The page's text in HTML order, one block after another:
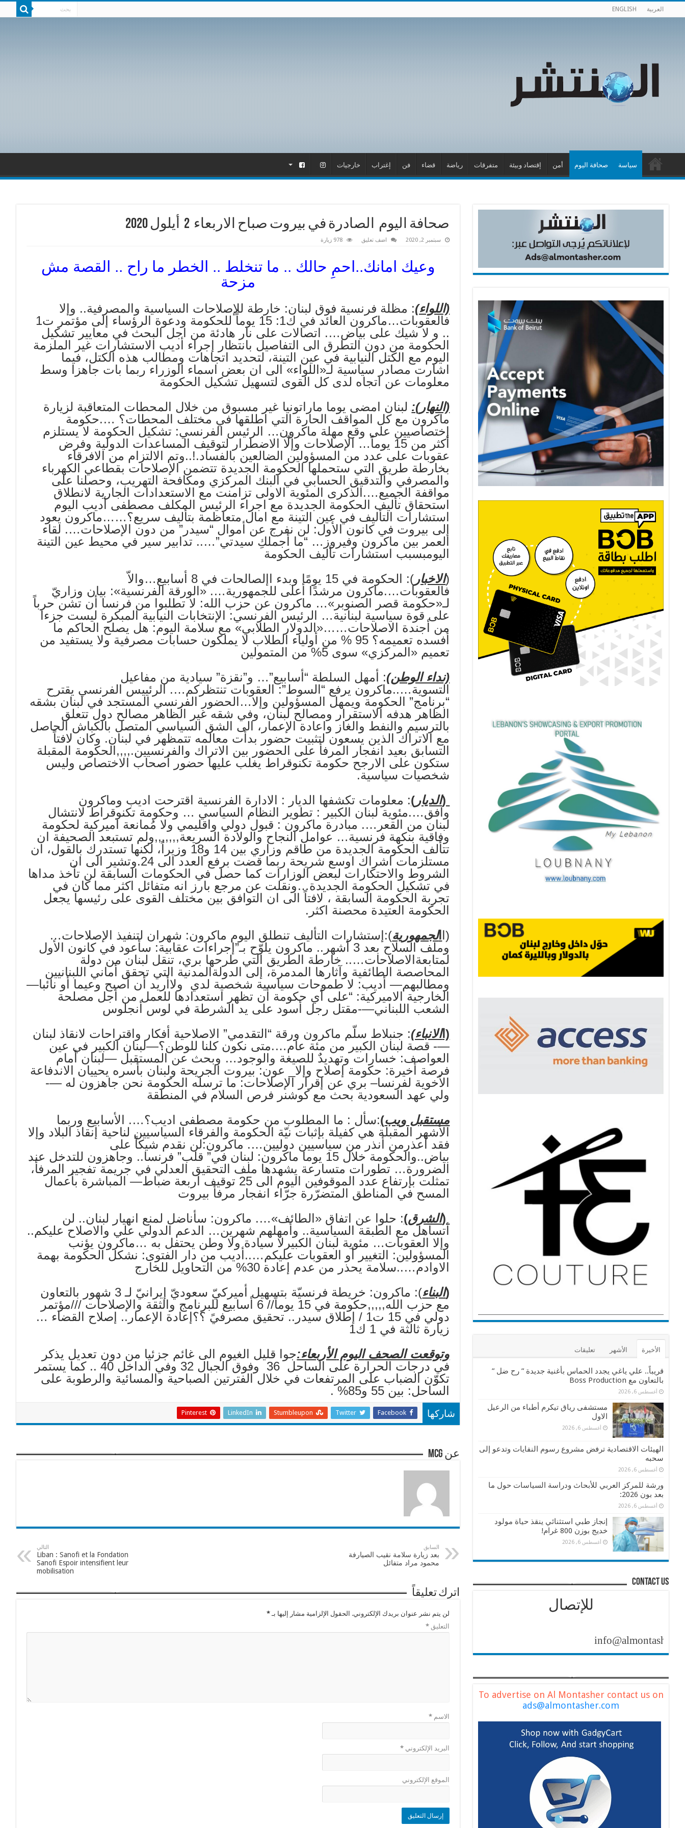
العربية ENGLISH
سياسة صحافة اليوم أمن إقتصاد وبيئة متفرقات رياضة قضاء فن إغتراب خارجيات
صحافة اليوم الصادرة في بيروت صباح الاربعاء 2 أيلول 2020
سبتمبر 2, 2020 اضف تعليق 978 زيارة
وعيك امانك..احمِ حالك .. ما تنخلط .. الخطر ما راح .. القصة مش
مزحة
(اللواء): مظلة فرنسية فوق لبنان: خارطة للإصلاحات السياسية والمصرفية.. وإلا
فالعقوبات…ماكرون العائد في ك1: 15 يوماً للحكومة ودعوة الرؤساء إلى مؤتمر ت1
.. و لا شيك على بياض…. اتصالات على نار هادئة من اجل البحث في معايير تشكيل
الحكومة من دون التطرق الى التفاصيل بانتظار إجراء أديب الاستشارات غير الملزمة
اليوم مع الكتل النيابية في عين التينة، لتحديد اتجاهات ومطالب هذه الكتل، فيما
اشارت مصادر سياسية لـ«اللواء» الى ان بعض اسماء الوزراء ربما بات جاهزا وسط
معلومات عن اتجاه لدى كل القوى لتسهيل تشكيل الحكومة
(النهار): لبنان امضى يوما ماراتونيا غير مسبوق من خلال المحطات المتعاقبة لزيارة
ماكرون مع كل المواقف الحارة التي اطلقها في مختلف المحطات؟ ….حكومة
إختصاصيين على وقع مهلة ماكرون… الرئيس الفرنسي: تشكيل الحكومة لا يستلزم
أكثر من 15 يوماً… الإصلاحات وإلّا الاضطرار لتوقيف المساعدات الدولية وفرض
عقوبات على عدد من المسؤولين الضالعين بالفساد.!..وتم الالتزام من الافرقاء
بخارطة طريق التي ستحملها الحكومة الجديدة تتضمن الإصلاحات بقطاعي الكهرباء
والمصرفي والتدقيق الحسابي في البنك المركزي ومكافحة التهريب، وحصلنا على
مواقفة الجميع….الذكرى المئوية الاولى تزامنت مع الاستعدادات الجارية لانطلاق
استحقاق تأليف الحكومة الجديدة مع اجراء الرئيس المكلف مصطفى أديب اليوم
استشارات التأليف في عين التينة مع امال متعاظمة بتأليف سريع؟……ماكرون يعود
إلى بيروت في كانون الأول: لن نفرج عن أموال “سيدر” من دون الإصلاحات…. لقاء
العمر بين ماكرون وفيروز… “ما أجملكِ سيدتي”….. تدابير سير في محيط عين التينة
اليومبسبب استشارات تأليف الحكومة
(الاخبار
): الحكومة في 15 يومًا وبدء اإلصالحات في 8 أسابيع…والاّ
فالعقوبات….ماكرون مرشدًا أعلى للجمهورية…. «الورقة الفرنسية»: بيان وزاريّ
لـ«حكومة قصر الصنوبر»… ماكرون عن حزب الله: لا تطلبوا من ​فرنسا أن تشن حرباً
على قوة سياسية لبنانية… الرئيس الفرنسي: الإنتخابات النيابية المبكرة ليست جزءا
من أجندة الاصلاحات……«الدولار الطلابي» مع سلامة اليوم: هل يصلح الحاكم ما
أفسده تعميمه؟ 95 % من أولياء الطلاب لا يملكون حسابات مصرفية ولا يستفيد من
تعميم «المركزي» سوى 5% من المتمولين
(نداء الوطن): أمهل السلطة “أسابيع”… و”نقزة” سيادية من مفاعيل
التسوية…..ماكرون يرفع “السوط”: العقوبات تنتظركم…. الرئييس الفرنسي يقترح
“برنامج” الحكومة ويمهل المسؤولين وإلا…الحضور الفرنسي المستجد في لبنان بشقه
الظاهر هدفه الاستقرار ومصالح لبنان، وفي شقه غير الظاهر مصالح دول تتعلق
بالترسيم والنفط والغاز واعادة الإعمار، الى الشق السياسي المتصل بالكباش الحاصل
مع الاتراك الذين يسعون لتثبيت حضور بدأت معالمه تتمظهر في لبنان. وكان لافتاً
التسابق بعيد انفجار المرفأ على الحضور بين الاتراك والفرنسيين.,,,,الحكومة المقبلة
ستكون على الارجح حكومة تكنوقراط يغلب عليها حضور أصحاب الاختصاص وليس
شخصيات سياسية.
(الديار ): معلومات تكشفها الديار : الادارة الفرنسية اقترحت اديب وماكرون
وافق….مئوية لبنان الكبير : تطوير النظام السياسي … وحكومة تكنوقراط لانتشال
لبنان من القعر…. مبادرة ماكرون : قبول دولي واقليمي ولا مُمانعة اميركية لحكومة
وفاقية بنكهة فرنسية… عوامل النجاح والولادة السريعة,,,,,,,ولم تستبعد الصحيفة ان
تتألف الحكومة الجديدة من طاقم وزاري بين 14 و18 وزيراً، لكنها تستدرك بالقول، ان
مستلزمات اشراك اوسع شريحة ربما قضت برفع العدد الى 24.وتشير الى ان
الشروط والاحتكارات لبعض الوزارات كما حصل في الحكومات السابقة لن تأخذ مداها
في تشكيل الحكومة الجديدة…ونقلت عن مرجع بارز انه متفائل اكثر مما كان في
تجربة الحكومة السابقة ، لافتاً الى ان التوافق بين مختلف القوى على رئيسها يجعل
الحكومة العتيدة محصنة اكثر.
(ا الجمهورية):إستشارات التأليف تنطلق اليوم ماكرون: شهران لتنفيذ الإصلاحات…
وملف السلاح بعد 3 أشهر.. ماكرون يلوّح بـ”إجراءات عقابية: سأعود في كانون الأول
لمتابعةالاصلاحات….. خارطة الطريق التي طرحها بري، تنقل لبنان من دولة
المحاصصة الطائفية وآثارها المدمرة، إلى الدولةالمدنية التي تحقق أماني اللبنانيين
ومطالبهم— أديب: لا طموحات سياسية شخصية لدي ولاأريد أن أصبح وعيما أو نائبا—
الخارجية الاميركية: “على أي حكومة أن تظهر استعدادها للعمل من أجل مصلحة
الشعب اللبناني—-مقتل رجل أسود على يد الشرطة في لوس أنجلوس
(االانباء): جنبلاط سلّم ماكرون ورقة “التقدمي” الاصلاحية أفكار واقتراحات لانقاذ لبنان
—- قصة لبنان الكبير من مئة عام….متى نكون كلنا للوطن؟—لبنان الكبير في عين
العواصف: خسارات وتهديدٌ للصيغة والوجود… وبحث عن المستقبل —لبنان أمام
فرصة أخيرة: حكومة إصلاح وإلا_ عون: بيروت الجريحة ولبنان بأسره يحييان الاندفاعة
الأخوية لفرنسا– بري عن إقرار الإصلاحات: ما ترسله الحكومة نحن جاهزون له —-
ولي عهد السعودية بحث مع كوشنر فرص السلام في المنطقة
مستقبل ويب):سأل : ما المطلوب من حكومة مصطفى اديب؟…. الأسابيع وربما
الأشهر المقبلة هي كفيلة بإثبات نيّة الحكومة والفرقاء السياسيين لناحية إنقاذ البلاد وإلا
فقد أعذرمن أنذر من سياسيين دوليين…. ماكرون:لن نقدم شيكاً على
بياض..والحكومة خلال 15 يوما ماكرون: لبنان في” قلب” فرنسا.. وجاهزون للتدخل عند
الضرورة… تطورات متسارعة يشهدها ملف التحقيق العدلي في جريمة تفجير المرفأ،
تمثلت بإرتفاع عدد الموقوفين اليوم الى 25 توقيف اربعة ضباط— المباشرة بأعمال
المسح في المناطق المتضرّرة جرّاء انفجار مرفأ بيروت
(الشرق): حلوا عن اتفاق «الطائف»…. ماكرون: سأناضل لمنع انهيار لبنان.. لن
أتساهل مع الطبقة السياسية.. وأمهلهم شهرين… الدعم الدولي علي والاصلاح عليكم..
وإلا العقوبات… مئوية لبنان الكبيرلا سيادة ولا وطن يحتفل به …ماكرون يؤنب
المسؤولين: التغيير أو العقوبات عليكم…..أديب من دار الفتوى: نشكل الحكومة بهمة
الاوادم…..سلامة يحذر من عدم إعادة 30% من التحاويل للخارج
(البناء
): ماكرون: خريطة فرنسيّة بتسهيل أميركيّ سعوديّ إيرانيّ لـ 3 شهور بالتعاون
مع حزب الله,,,,,حكومة في 15 يوماً// 6 أسابيع للبرنامج والثقة والإصلاحات ///مؤتمر
دولي في 15 ت1 / إطلاق سيدر.. تحقيق مصرفيً ؟؟إعادة الإعمار.. إصلاح القضاء …
زيارة ثالثة في 1 ك1
وتوقعت الصحفاليومالأربعاء:جوا قليل الغيوم الى غائم جزئيا من دون تعديل يذكر
في درجات الحرارة على الساحل 36 وفوق الجبال 32 وفي الداخل 40 .. كما يستمر
تكوّن الضباب على المرتفعات في خلال الفترتين الصباحية والمسائية والرطوبة على
الساحل: بين 55 و85% .
شاركها Facebook
Twitter
Stumbleupon
LinkedIn
Pinterest
عن mcg
السابق
بعد زيارة سلامة نقيب الصيارفة
محمود مراد متفائل
التالي
Liban : Sanofi et la Fondation
Sanofi Espoir intensifient leur
mobilisation
اترك تعليقاً
لن يتم نشر عنوان بريدك الإلكتروني. الحقول الإلزامية مشار إليها بـ *
التعليق *
الاسم *
البريد الإلكتروني *
الموقع الإلكتروني
الأخيرة الأشهر تعليقات
قريباً.. علي ياغي يجدد الحماس بأغنية جديدة ” رح ضل ”
بالتعاون مع Boss Production
أغسطس 6, 2026
مستشفى رياق تيكرم أطباء من الرعيل
الاول
أغسطس 6, 2026
الهيئات الاقتصادية ترفض مشروع رسوم النفايات وتدعو إلى
سحبه
أغسطس 6, 2026
ورشة للمركز العربي للأبحاث ودراسة السياسات حول ما
بعد بون 2026:
أغسطس 6, 2026
إنجاز طبي استثنائي ينقذ حياة مولود
خديج بوزن 800 غرام!
أغسطس 6, 2026
contact us
للإتصال
info@almontasher.com
To advertise on Al Montasher contact us on
ads@almontasher.com